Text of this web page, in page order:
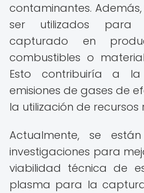
contaminantes.
ser utilizados para
capturado en
combustibles o
Esto contribuiría a
emisiones de gases de
la utilización de recursos
Actualmente, se
investigaciones para
viabilidad técnica de
plasma para la